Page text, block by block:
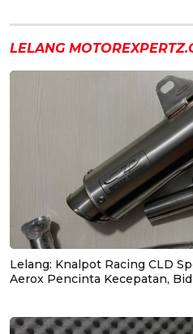
LELANG
Lelang: Knalpot Racing CLD
Aerox Pencinta Kecepatan,